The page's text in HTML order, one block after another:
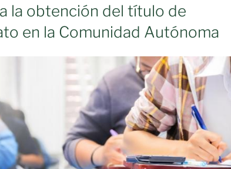
la obtención del título de
en la Comunidad Autónoma